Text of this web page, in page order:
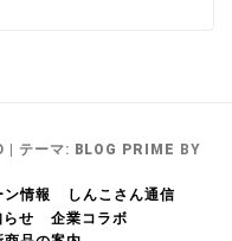
テーマ: BLOG PRIME BY
ン情報
しんこさん通信
せ
企業コラボ